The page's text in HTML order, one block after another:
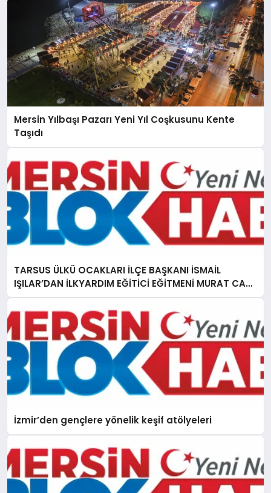
Mersin Yılbaşı Pazarı Yeni Yıl Coşkusunu Kente
Taşıdı
TARSUS ÜLKÜ OCAKLARI İLÇE BAŞKANI İSMAİL
IŞILAR’DAN İLKYARDIM EĞİTİCİ EĞİTMENİ MURAT CAN
FİDAN’A ZİYARET
İzmir’den gençlere yönelik keşif atölyeleri